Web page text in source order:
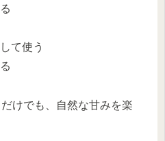
て使う
けでも、自然な甘みを楽